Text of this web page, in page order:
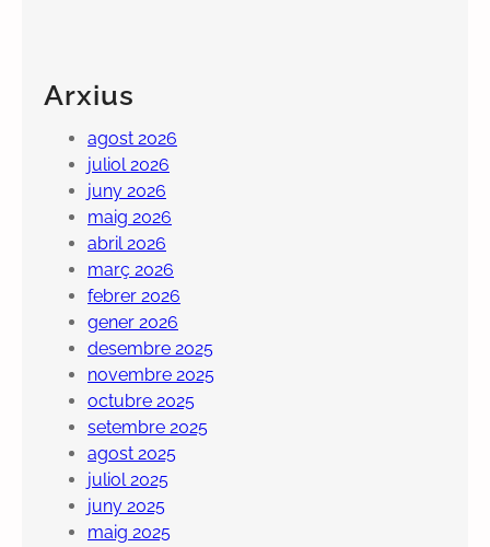
Arxius
agost 2026
juliol 2026
juny 2026
maig 2026
abril 2026
març 2026
febrer 2026
gener 2026
desembre 2025
novembre 2025
octubre 2025
setembre 2025
agost 2025
juliol 2025
juny 2025
maig 2025